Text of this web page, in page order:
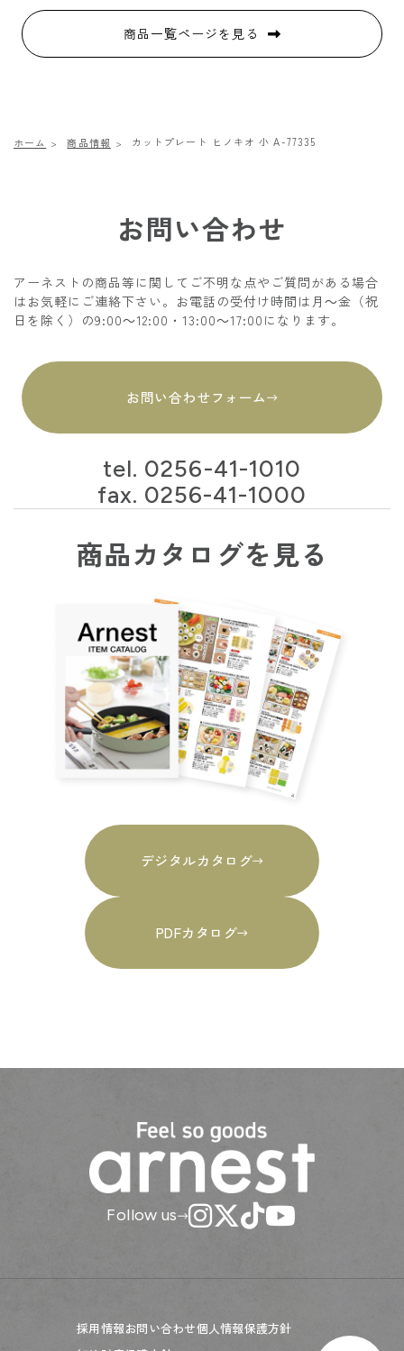
商品一覧ページを見る
ホーム 商品情報 カットプレート ヒノキオ 小 A-77335
お問い合わせ
アーネストの商品等に関してご不明な点やご質問がある場合
はお気軽にご連絡下さい。お電話の受付け時間は月～金（祝
日を除く）の9:00～12:00・13:00～17:00になります。
お問い合わせフォーム
tel. 0256-41-1010
fax. 0256-41-1000
商品カタログを見る
デジタルカタログ
PDFカタログ
Follow us
採用情報お問い合わせ個人情報保護方針